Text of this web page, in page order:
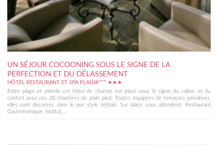
UN SÉJOUR COCOONING SOUS LE SIGNE DE LA
PERFECTION ET DU DÉLASSEMENT
HÔTEL RESTAURANT ET SPA PLAISIR*** ★★★
Entre plage et pinède cet hôtel de charme est placé sous le signe du calme et du
confort avec ces 20 chambres de plain pied. Toutes équipées de terrasses privatives,
elles sont décorées dans le pur style réthais. Sur place vous attendent: Restaurant
Gastronomique, institut,...